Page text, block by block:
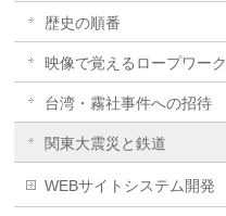
歴史の順番
映像で覚えるロープワーク
台湾・霧社事件への招待
関東大震災と鉄道
WEBサイトシステム開発